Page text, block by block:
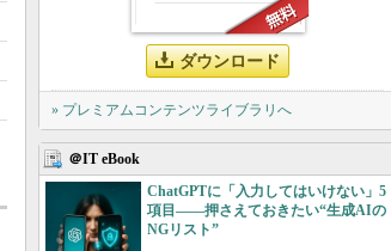
ダウンロード
» プレミアムコンテンツライブラリへ
＠IT eBook
ChatGPTに「入力してはいけない」5
項目――押さえておきたい“生成AIの
NGリスト”